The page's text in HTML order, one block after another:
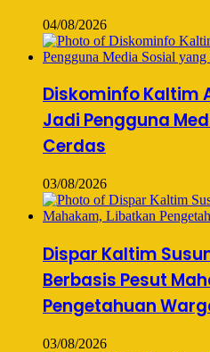
04/08/2026
Diskominfo Kaltim
Jadi Pengguna
Cerdas
03/08/2026
Dispar Kaltim
Berbasis Pesut
Pengetahuan
03/08/2026